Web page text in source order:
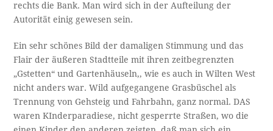
rechts die Bank. Man wird sich in der Aufteilung der
Autorität einig gewesen sein.
Ein sehr schönes Bild der damaligen Stimmung und das
Flair der äußeren Stadtteile mit ihren zeitbegrenzten
„Gstetten“ und Gartenhäuseln,, wie es auch in Wilten West
nicht anders war. Wild aufgegangene Grasbüschel als
Trennung von Gehsteig und Fahrbahn, ganz normal. DAS
waren KInderparadiese, nicht gesperrte Straßen, wo die